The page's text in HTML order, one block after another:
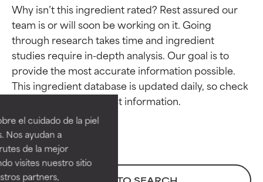
el cuidado de la piel
Nos ayudan a
de la mejor
visites nuestro sitio
partners,
Why isn’t this ingredient rated? Rest assured our
team is or will soon be working on it. Going
through research takes time and ingredient
studies require in-depth analysis. Our goal is to
provide the most accurate information possible.
This ingredient database is updated daily, so check
Calificaciones de
ingredientes
EXCELENTE
Ingrediente sobresaliente con
beneficios reales para la piel. Su
Calificaciones de
ingredientes
EXCELENTE
Ingrediente sobresaliente con
beneficios reales para la piel. Su